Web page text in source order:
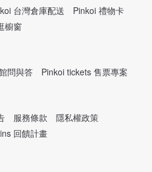
台灣倉庫配送
Pinkoi 禮物卡
櫥窗
問與答 Pinkoi tickets 售票專案
服務條款
隱私權政策
回饋計畫